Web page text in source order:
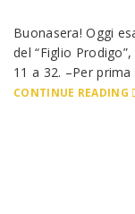
Buonasera! Oggi
del “Figlio
11 a 32. –Per
CONTINUE READING